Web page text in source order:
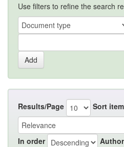
Use filters to refine the search
Results/Page Sort
In order